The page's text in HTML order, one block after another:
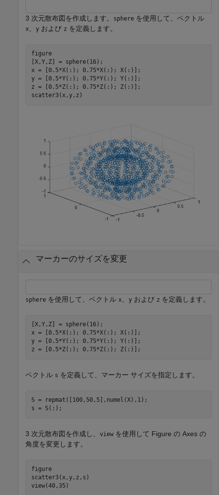
3 次元散布図を作成します。 sphere を使用して、ベクトル
x y および z を定義します。
figure
[X,Y,Z] = sphere(16);
x = [0.5*X(:); 0.75*X(:); X(:)];
y = [0.5*Y(:); 0.75*Y(:); Y(:)];
z = [0.5*Z(:); 0.75*Z(:); Z(:)];
scatter3(x,y,z)
マーカーのサイズを変更
sphere を使用して、ベクトル x y および z を定義します。
[X,Y,Z] = sphere(16);
x = [0.5*X(:); 0.75*X(:); X(:)];
y = [0.5*Y(:); 0.75*Y(:); Y(:)];
z = [0.5*Z(:); 0.75*Z(:); Z(:)];
ベクトル s を定義して、マーカー サイズを指定します。
S = repmat([100,50,5],numel(X),1);
s = S(:);
3 次元散布図を作成し、 view を使用して Figure の Axes の
角度を変更します。
figure
scatter3(x,y,z,s)
view(40,35)